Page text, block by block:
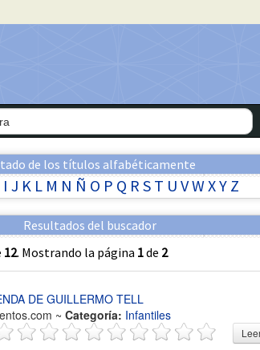
de los títulos alfabéticamente
I J K L M N Ñ O P Q R S T U VWXY Z
Resultados del buscador
12. Mostrando la página 1de 2
DE GUILLERMO TELL
~ Categoría: Infantiles